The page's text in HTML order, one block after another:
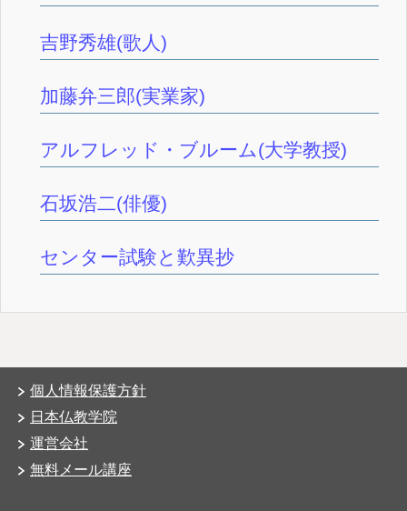
吉野秀雄(歌人)
加藤弁三郎(実業家)
アルフレッド・ブルーム(大学教授)
石坂浩二(俳優)
センター試験と歎異抄
個人情報保護方針
日本仏教学院
運営会社
無料メール講座